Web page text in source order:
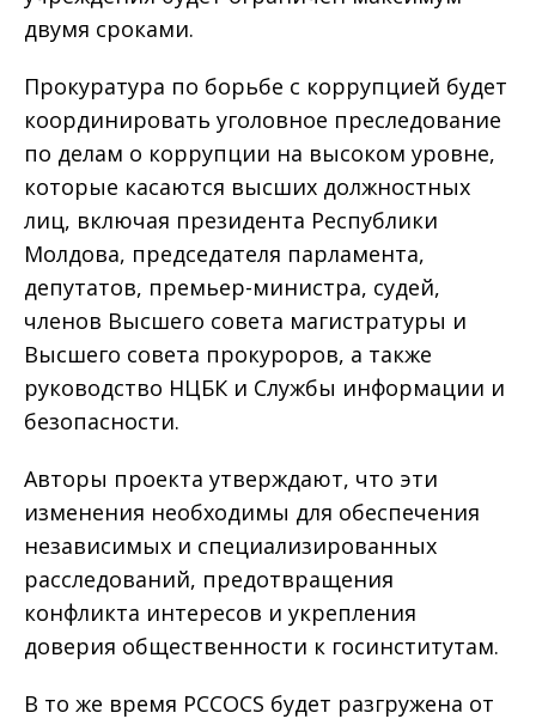
двумя сроками.
Прокуратура по борьбе с коррупцией будет
координировать уголовное преследование
по делам о коррупции на высоком уровне,
которые касаются высших должностных
лиц, включая президента Республики
Молдова, председателя парламента,
депутатов, премьер-министра, судей,
членов Высшего совета магистратуры и
Высшего совета прокуроров, а также
руководство НЦБК и Службы информации и
безопасности.
Авторы проекта утверждают, что эти
изменения необходимы для обеспечения
независимых и специализированных
расследований, предотвращения
конфликта интересов и укрепления
доверия общественности к госинститутам.
В то же время PCCOCS будет разгружена от